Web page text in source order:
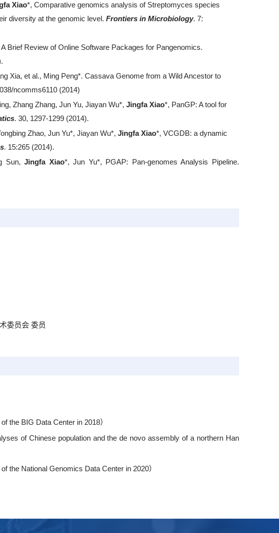
Xiao*, Comparative genomics analysis of Streptomyces species
diversity at the genomic level. Frontiers in Microbiology. 7:
Brief Review of Online Software Packages for Pangenomics.
Xia, et al., Ming Peng*. Cassava Genome from a Wild Ancestor to
ncomms6110 (2014)
Zhang Zhang, Jun Yu, Jiayan Wu*, Jingfa Xiao*, PanGP: A tool for
. 30, 1297-1299 (2014).
Zhao, Jun Yu*, Jiayan Wu*, Jingfa Xiao*, VCGDB: a dynamic
. 15:265 (2014).
Sun,Jingfa Xiao*, Jun Yu*, PGAP: Pan-genomes Analysis Pipeline.
委员会 委员
the BIG Data Center in 2018）
of Chinese population and the de novo assembly of a northern Han
the National Genomics Data Center in 2020）